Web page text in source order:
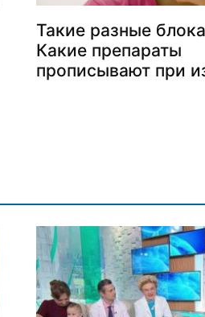
Такие разные
Какие препараты
прописывают при